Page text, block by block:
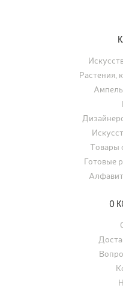
Растения,
Товары
Готовые
О